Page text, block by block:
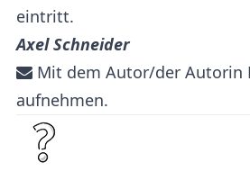
eintritt.
Axel Schneider
Mit dem Autor/der Autorin
aufnehmen.